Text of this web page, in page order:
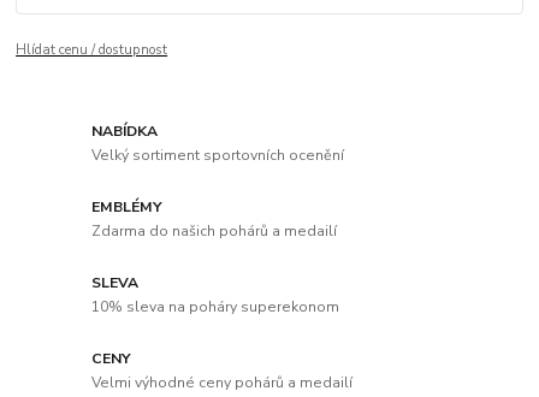
Hlídat cenu / dostupnost
NABÍDKA
Velký sortiment sportovních ocenění
EMBLÉMY
Zdarma do našich pohárů a medailí
SLEVA
10% sleva na poháry superekonom
CENY
Velmi výhodné ceny pohárů a medailí